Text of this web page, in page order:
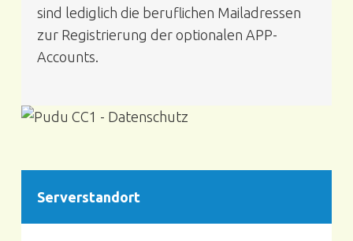
sind lediglich die beruflichen Mailadressen
zur Registrierung der optionalen APP-
Accounts.
Serverstandort